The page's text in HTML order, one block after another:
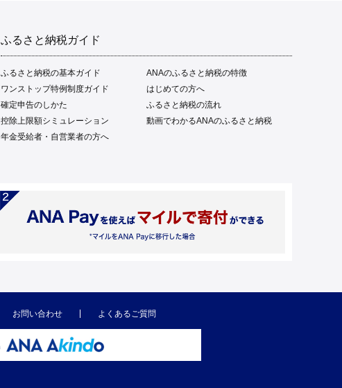
ふるさと納税ガイド
ふるさと納税の基本ガイド
ANAのふるさと納税の特徴
ワンストップ特例制度ガイド
はじめての方へ
確定申告のしかた
ふるさと納税の流れ
控除上限額シミュレーション
動画でわかるANAのふるさと納税
年金受給者・自営業者の方へ
お問い合わせ よくあるご質問